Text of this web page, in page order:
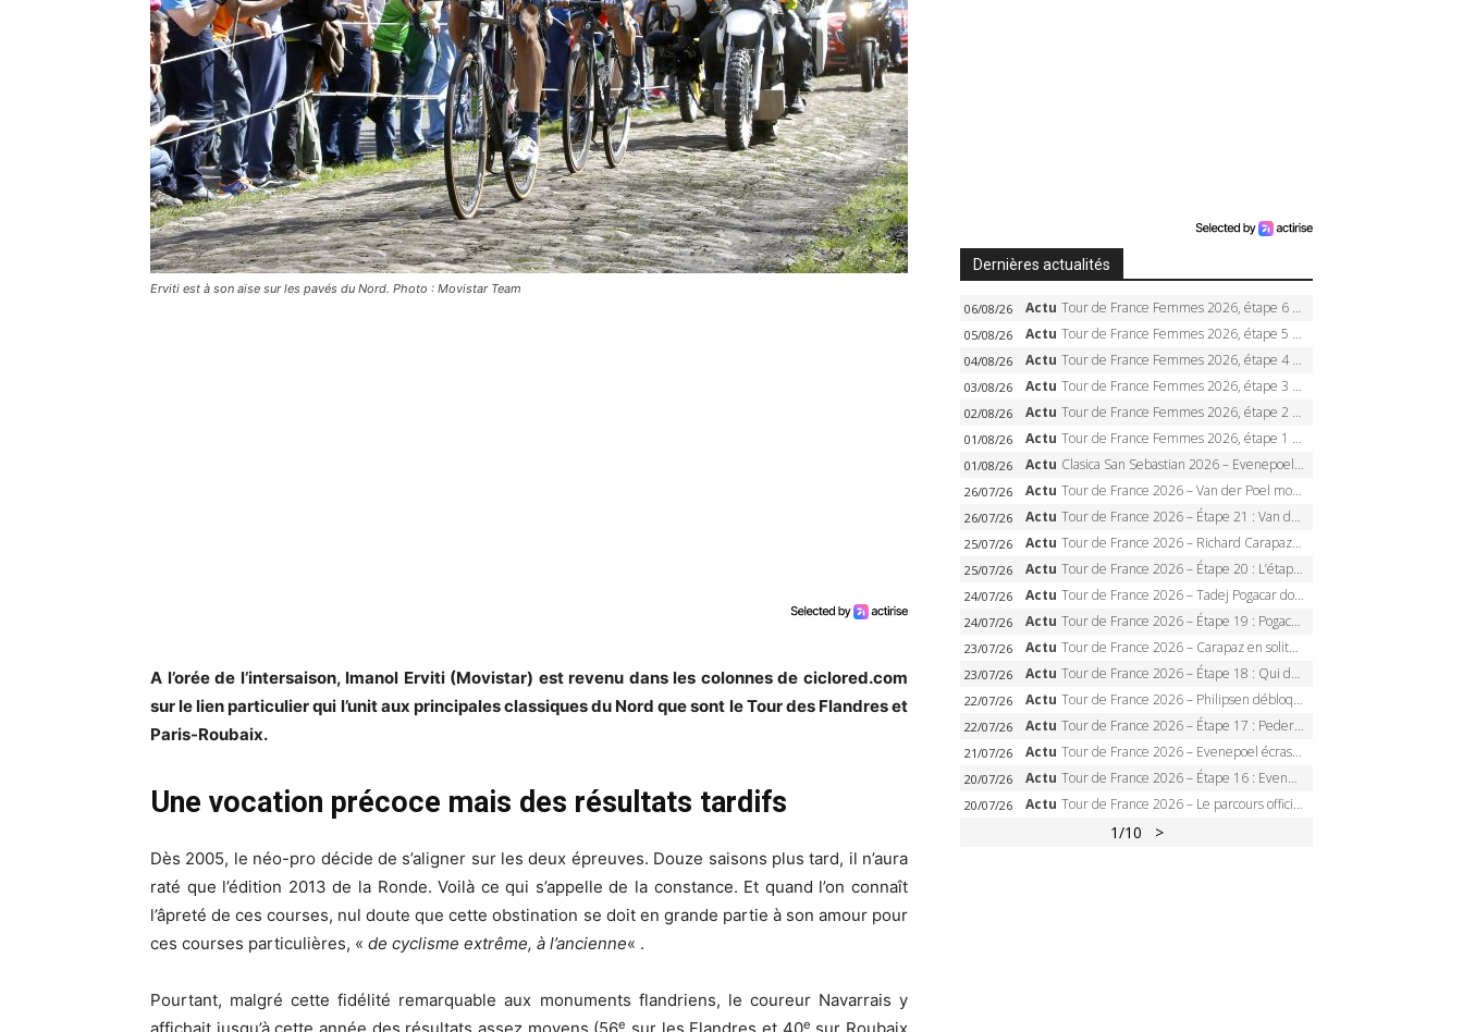
Erviti est à son aise sur les pavés du Nord. Photo : Movistar Team
A l’orée de l’intersaison, Imanol Erviti (Movistar) est revenu dans les colonnes de ciclored.com
sur le lien particulier qui l’unit aux principales classiques du Nord que sont le Tour des Flandres et
Paris-Roubaix.
Une vocation précoce mais des résultats tardifs
Dès 2005, le néo-pro décide de s’aligner sur les deux épreuves. Douze saisons plus tard, il n’aura
raté que l’édition 2013 de la Ronde. Voilà ce qui s’appelle de la constance. Et quand l’on connaît
l’âpreté de ces courses, nul doute que cette obstination se doit en grande partie à son amour pour
ces courses particulières, « de cyclisme extrême, à l’ancienne« .
Pourtant, malgré cette fidélité remarquable aux monuments flandriens, le coureur Navarrais y
e e
Dernières actualités
06/08/26 Actu Tour de France Femmes 2026, étape 6 – Kim Le Court-Pienaar gagne à Tournon, Reusser en jaune
05/08/26 Actu Tour de France Femmes 2026, étape 5 – Demi Vollering gagne à Belleville, Reusser en jaune, Ferrand-Prévot coule
04/08/26 Actu Tour de France Femmes 2026, étape 4 – Marlen Reusser écrase le chrono, Ferrand-Prévot en crise
03/08/26 Actu Tour de France Femmes 2026, étape 3 – Sigrid Haugset en solitaire, 88 km d’échappée, maillot jaune
02/08/26 Actu Tour de France Femmes 2026, étape 2 – Lorena Wiebes doublé à Genève, Markus héroïque, 7e record
01/08/26 Actu Tour de France Femmes 2026, étape 1 – Lorena Wiebes intouchable à Lausanne, premier maillot jaune
01/08/26 Actu Clasica San Sebastian 2026 – Evenepoel recordman, 4e victoire, Carapaz battu au sprint
26/07/26 Actu Tour de France 2026 – Van der Poel monumental à Paris, Pogacar égale le record des cinq sacres
26/07/26 Actu Tour de France 2026 – Étape 21 : Van der Poel, Pogacar, qui succédera à Wout van Aert sur les Champs-Elysées ?
25/07/26 Actu Tour de France 2026 – Richard Carapaz roi des Alpes, doublé et maillot à pois, Seixas perd le podium
25/07/26 Actu Tour de France 2026 – Étape 20 : L’étape reine, Galibier, Sarenne, Alpe d’Huez, qui succédera à Pogacar ?
24/07/26 Actu Tour de France 2026 – Tadej Pogacar dompte l’Alpe d’Huez, 5e victoire, record de Pantani pulvérisé
24/07/26 Actu Tour de France 2026 – Étape 19 : Pogacar peut-il enfin dompter l’Alpe d’Huez ?
23/07/26 Actu Tour de France 2026 – Carapaz en solitaire à Orcières-Merlette, Paret-Peintre à un point du maillot à pois
23/07/26 Actu Tour de France 2026 – Étape 18 : Qui domptera Orcières-Merlette, première marche vers l’Alpe d’Huez ?
22/07/26 Actu Tour de France 2026 – Philipsen débloque son compteur à Voiron, Pedersen en danger pour le maillot vert
22/07/26 Actu Tour de France 2026 – Étape 17 : Pedersen peut-il verrouiller le maillot vert à Voiron ?
21/07/26 Actu Tour de France 2026 – Evenepoel écrase le chrono d’Évian, Seixas 4e, Lipowitz abandonne
20/07/26 Actu Tour de France 2026 – Étape 16 : Evenepoel, Pogacar, Ganna… qui domptera le chrono d’Évian pour redessiner le podium ?
20/07/26 Actu Tour de France 2026 – Le parcours officiel complet : 21 étapes, profils, carte et dates
1/10 >